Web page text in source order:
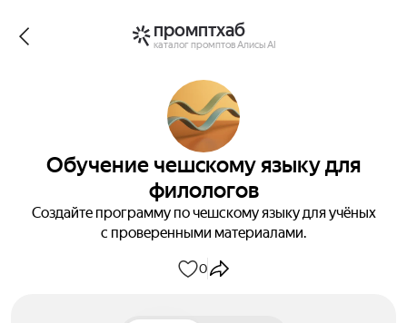
промптхаб
каталог промптов Алисы AI
Обучение чешскому языку для
филологов
Создайте программу по чешскому языку для учёных
с проверенными материалами.
0